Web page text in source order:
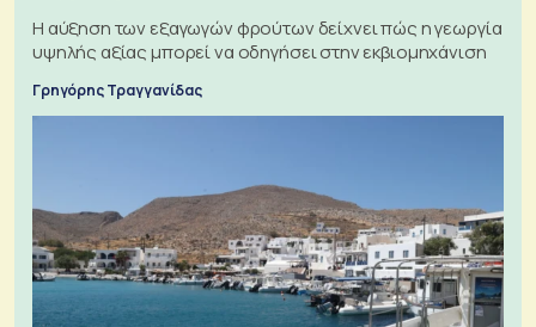
Η αύξηση των εξαγωγών φρούτων δείχνει πώς η γεωργία
υψηλής αξίας μπορεί να οδηγήσει στην εκβιομηχάνιση
Γρηγόρης Τραγγανίδας